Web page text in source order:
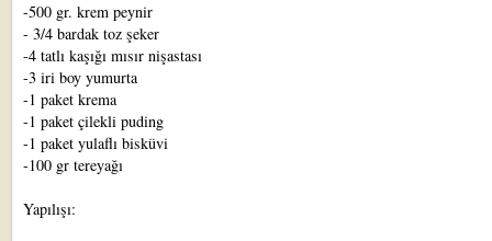
-500 gr. krem peynir
- 3/4 bardak toz şeker
-4 tatlı kaşığı mısır nişastası
-3 iri boy yumurta
-1 paket krema
-1 paket çilekli puding
-1 paket yulaflı bisküvi
-100 gr tereyağı
Yapılışı: